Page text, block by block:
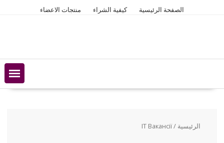
الصفحة الرئيسية كيفية الشراء منتجات الاعضاء
الرئيسية / IT Вакансії